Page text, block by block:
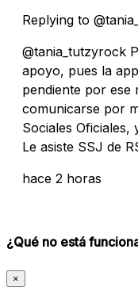
Replying to
@tania_tutzyrock
apoyo, pues la
pendiente por ese
comunicarse por
Sociales Oficiales,
Le asiste SSJ de
hace 2 horas
¿Qué no está
×